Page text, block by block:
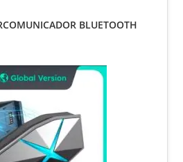
BLUETOOTH